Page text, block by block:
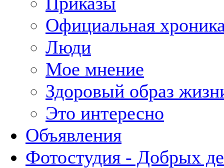
Официальная
Люди
Мое мнение
Здоровый образ
Это интересно
Объявления
Фотостудия - Добрых